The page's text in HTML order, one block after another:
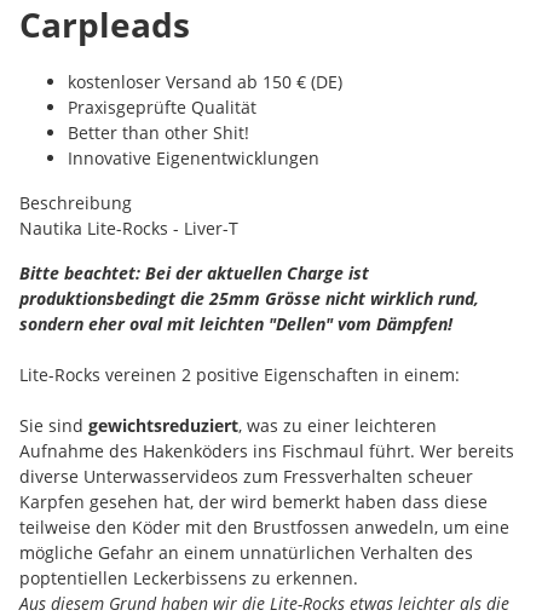
Carpleads
kostenloser Versand ab 150 € (DE)
Praxisgeprüfte Qualität
Better than other Shit!
Innovative Eigenentwicklungen
Beschreibung
Nautika Lite-Rocks - Liver-T
Bitte beachtet: Bei der aktuellen Charge ist
produktionsbedingt die 25mm Grösse nicht wirklich rund,
sondern eher oval mit leichten "Dellen" vom Dämpfen!
Lite-Rocks vereinen 2 positive Eigenschaften in einem:
Sie sind gewichtsreduziert, was zu einer leichteren
Aufnahme des Hakenköders ins Fischmaul führt. Wer bereits
diverse Unterwasservideos zum Fressverhalten scheuer
Karpfen gesehen hat, der wird bemerkt haben dass diese
teilweise den Köder mit den Brustfossen anwedeln, um eine
mögliche Gefahr an einem unnatürlichen Verhalten des
poptentiellen Leckerbissens zu erkennen.
Aus diesem Grund haben wir die Lite-Rocks etwas leichter als die